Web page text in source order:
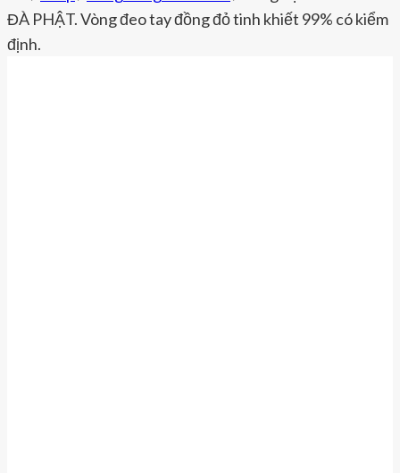
ĐÀ PHẬT. Vòng đeo tay đồng đỏ tinh khiết 99% có kiểm
định.